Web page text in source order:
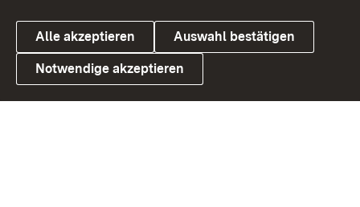
Link zum Landesportal
Alle akzeptieren Auswahl bestätigen
Notwendige akzeptieren